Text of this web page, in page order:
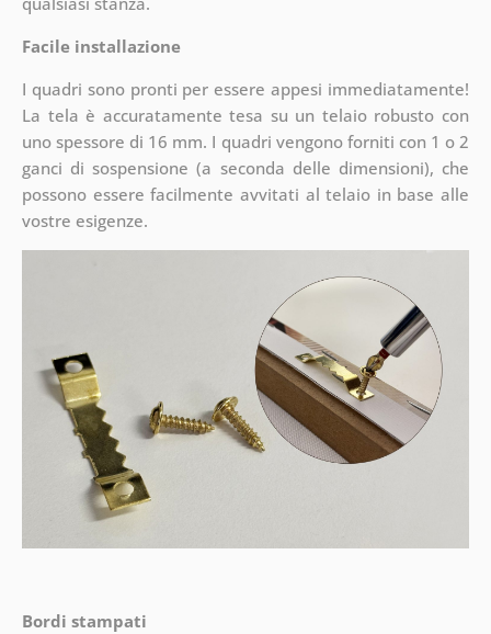
Facile installazione
I quadri sono pronti per essere appesi immediatamente!
La tela è accuratamente tesa su un telaio robusto con
uno spessore di 16 mm. I quadri vengono forniti con 1 o 2
ganci di sospensione (a seconda delle dimensioni), che
possono essere facilmente avvitati al telaio in base alle
vostre esigenze.
Bordi stampati